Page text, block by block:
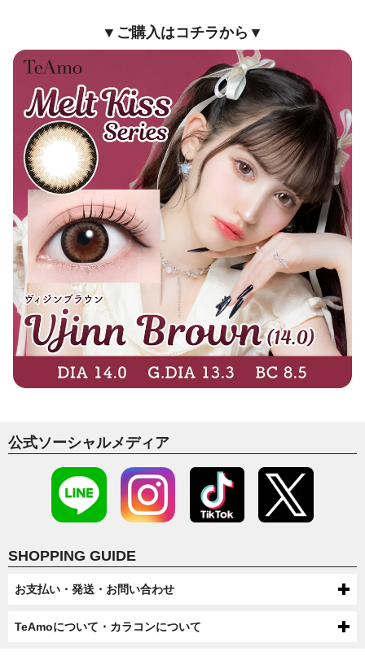
▼ご購入はコチラから▼
公式ソーシャルメディア
SHOPPING GUIDE
お支払い・発送・お問い合わせ
TeAmoについて・カラコンについて